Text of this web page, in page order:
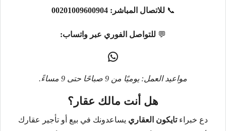
📞 للاتصال المباشر: 00201009600904
💬 للتواصل الفوري عبر واتساب:
مواعيد العمل: يوميًا من 9 صباحًا حتى 9 مساءً.
هل أنت مالك عقار؟
دع خبراءتايكون العقاري يساعدونك في بيع أو تأجير عقارك